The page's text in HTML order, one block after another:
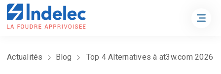
Actualités Blog Top 4 Alternatives à at3w.com 2026